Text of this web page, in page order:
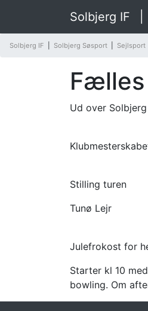
Solbjerg IF
Solbjerg IF Solbjerg Søsport Sejlsport
Ud over
Stilling turen
Tunø Lejr
Julefrokost for
Starter kl 10
bowling. Om